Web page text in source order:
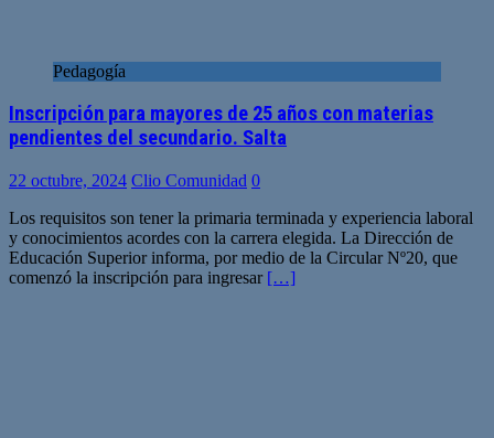
Pedagogía
Inscripción para mayores de 25 años con materias
pendientes del secundario. Salta
22 octubre, 2024 Clio Comunidad 0
Los requisitos son tener la primaria terminada y experiencia laboral
y conocimientos acordes con la carrera elegida. La Dirección de
Educación Superior informa, por medio de la Circular Nº20, que
comenzó la inscripción para ingresar […]